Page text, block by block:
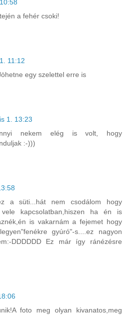
a fehér csoki!
11:12
egy szelettel erre is
1. 13:23
nekem elég is volt, hogy
:-)))
a süti...hát nem csodálom hogy
kapcsolatban,hiszen ha én is
is vakarnám a fejemet hogy
gyúró"-s....ez nagyon
DDDDDD Ez már így ránézésre
foto meg olyan kivanatos,meg